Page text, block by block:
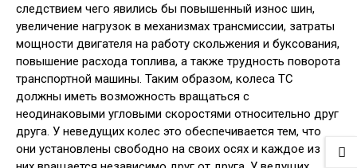
следствием чего явились бы повышенный износ шин,
увеличение нагрузок в механизмах трансмиссии, затраты
мощности двигателя на работу скольжения и буксования,
повышение расхода топлива, а также трудность поворота
транспортной машины. Таким образом, колеса ТС
должны иметь возможность вращаться с
неодинаковыми угловыми скоростями относительно друг
друга. У неведущих колес это обеспечивается тем, что
они установлены свободно на своих осях и каждое из